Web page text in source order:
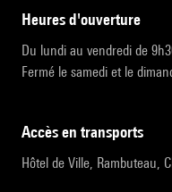
heures d'ouverture
Du lundi au vendredi de
Fermé le samedi et le
accès en transports
Hôtel de Ville, Rambuteau,